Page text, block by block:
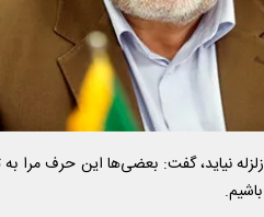
زلزله نیاید، گفت: بعضی‌ها این حرف مرا